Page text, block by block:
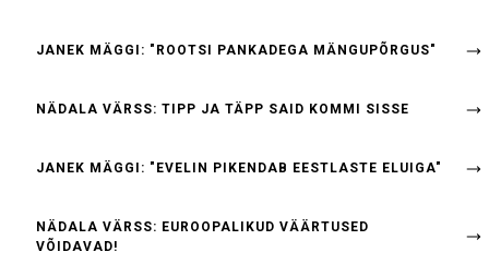
JANEK MÄGGI: "ROOTSI PANKADEGA MÄNGUPÕRGUS"
NÄDALA VÄRSS: TIPP JA TÄPP SAID KOMMI SISSE
JANEK MÄGGI: "EVELIN PIKENDAB EESTLASTE ELUIGA"
NÄDALA VÄRSS: EUROOPALIKUD VÄÄRTUSED
VÕIDAVAD!